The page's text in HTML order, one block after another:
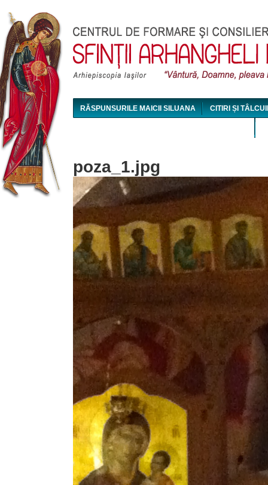
RĂSPUNSURILE MAICII SILUANA CITIRI ȘI
poza_1.jpg